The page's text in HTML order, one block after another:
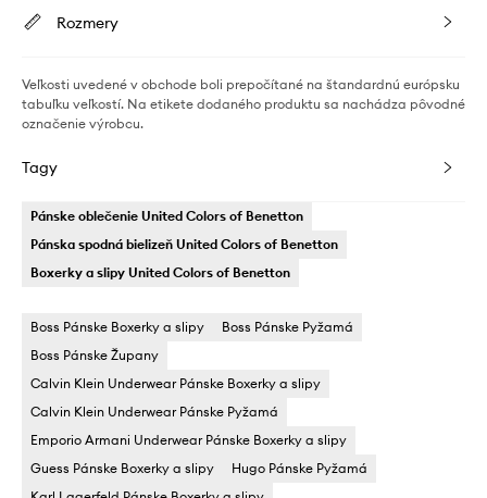
Rozmery
Veľkosti uvedené v obchode boli prepočítané na štandardnú európsku
tabuľku veľkostí. Na etikete dodaného produktu sa nachádza pôvodné
označenie výrobcu.
Tagy
Pánske oblečenie United Colors of Benetton
Pánska spodná bielizeň United Colors of Benetton
Boxerky a slipy United Colors of Benetton
Boss Pánske Boxerky a slipy
Boss Pánske Pyžamá
Boss Pánske Župany
Calvin Klein Underwear Pánske Boxerky a slipy
Calvin Klein Underwear Pánske Pyžamá
Emporio Armani Underwear Pánske Boxerky a slipy
Guess Pánske Boxerky a slipy
Hugo Pánske Pyžamá